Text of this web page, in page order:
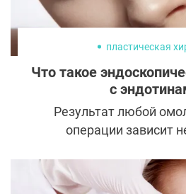
пластическая
Что такое
с
Результат любой
операции зависит
лишней кожи, но и
правильной и надежной